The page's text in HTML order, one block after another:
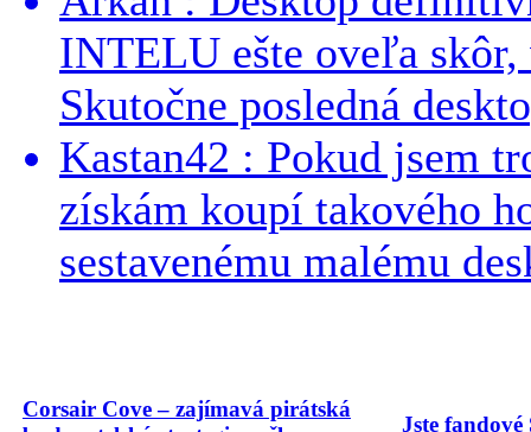
INTELU ešte oveľa
Skutočne posledná
Kastan42 : Pokud jsem
získám koupí takového
sestavenému malému
Corsair Cove – zajímavá pirátská
Jste